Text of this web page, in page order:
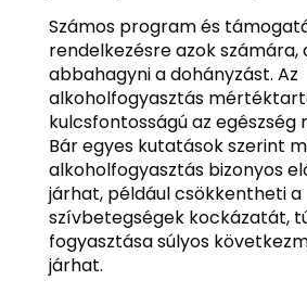
Számos program és
rendelkezésre azok számára,
abbahagyni a dohányzást. Az
alkoholfogyasztás
kulcsfontosságú az egészség
Bár egyes kutatások szerint
alkoholfogyasztás bizonyos
járhat, például csökkentheti a
szívbetegségek kockázatát,
fogyasztása súlyos
járhat.